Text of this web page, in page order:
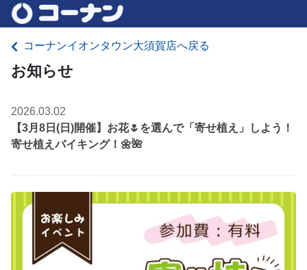
コーナンイオンタウン大須賀店へ戻る
お知らせ
2026.03.02
【3月8日(日)開催】お花🌷を選んで「寄せ植え」しよう！
寄せ植えバイキング！🌼🌺